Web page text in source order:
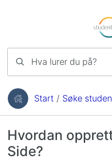
Du er her:Start / Søke
Hvordan
Side?